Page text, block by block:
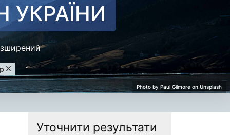
УКРАЇНИ
Уточнити результати